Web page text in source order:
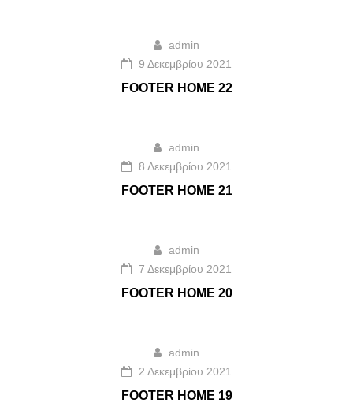
admin
9 Δεκεμβρίου 2021
FOOTER HOME 22
admin
8 Δεκεμβρίου 2021
FOOTER HOME 21
admin
7 Δεκεμβρίου 2021
FOOTER HOME 20
admin
2 Δεκεμβρίου 2021
FOOTER HOME 19